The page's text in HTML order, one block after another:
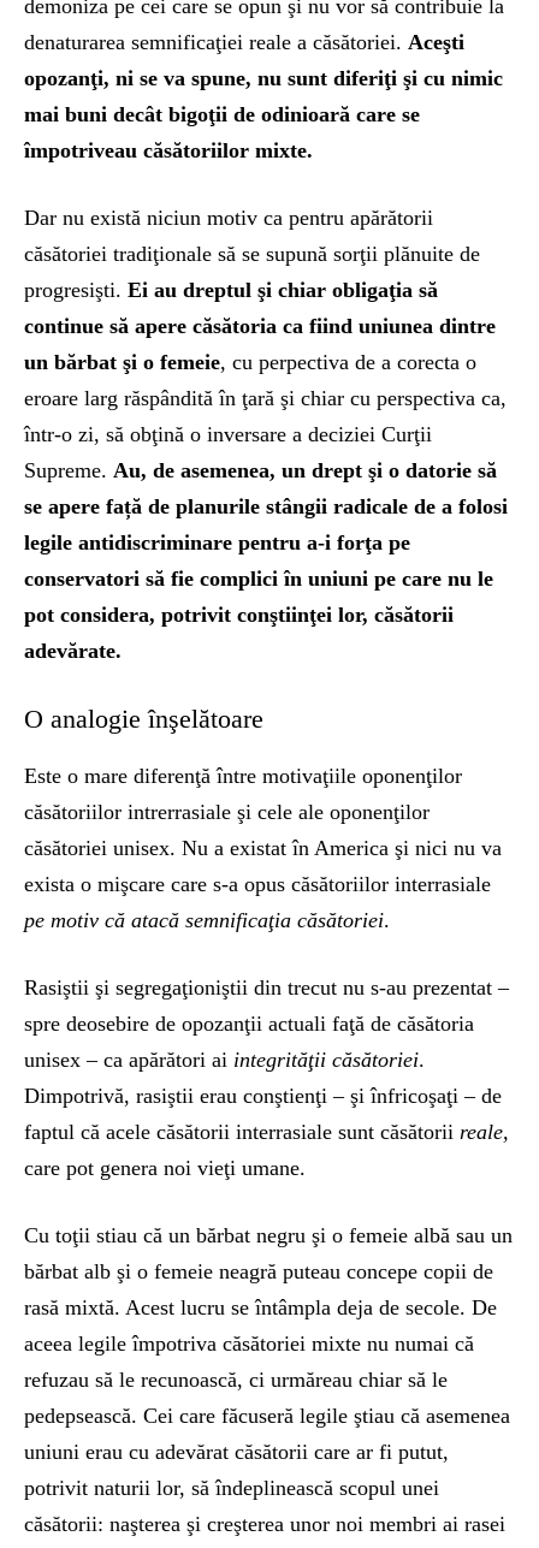
demoniza pe cei care se opun şi nu vor să contribuie la
denaturarea semnificaţiei reale a căsătoriei. Aceşti
opozanţi, ni se va spune, nu sunt diferiţi şi cu nimic
mai buni decât bigoţii de odinioară care se
împotriveau căsătoriilor mixte.
Dar nu există niciun motiv ca pentru apărătorii
căsătoriei tradiţionale să se supună sorţii plănuite de
progresişti. Ei au dreptul şi chiar obligaţia să
continue să apere căsătoria ca fiind uniunea dintre
un bărbat şi o femeie, cu perpectiva de a corecta o
eroare larg răspândită în ţară şi chiar cu perspectiva ca,
într-o zi, să obţină o inversare a deciziei Curţii
Supreme. Au, de asemenea, un drept şi o datorie să
se apere față de planurile stângii radicale de a folosi
legile antidiscriminare pentru a-i forţa pe
conservatori să fie complici în uniuni pe care nu le
pot considera, potrivit conştiinţei lor, căsătorii
adevărate.
O analogie înşelătoare
Este o mare diferenţă între motivaţiile oponenţilor
căsătoriilor intrerrasiale şi cele ale oponenţilor
căsătoriei unisex. Nu a existat în America şi nici nu va
exista o mişcare care s-a opus căsătoriilor interrasiale
pe motiv că atacă semnificaţia căsătoriei.
Rasiştii şi segregaţioniştii din trecut nu s-au prezentat –
spre deosebire de opozanţii actuali faţă de căsătoria
unisex – ca apărători ai integrităţii căsătoriei.
Dimpotrivă, rasiştii erau conştienţi – şi înfricoşaţi – de
faptul că acele căsătorii interrasiale sunt căsătorii reale,
care pot genera noi vieţi umane.
Cu toţii stiau că un bărbat negru şi o femeie albă sau un
bărbat alb şi o femeie neagră puteau concepe copii de
rasă mixtă. Acest lucru se întâmpla deja de secole. De
aceea legile împotriva căsătoriei mixte nu numai că
refuzau să le recunoască, ci urmăreau chiar să le
pedepsească. Cei care făcuseră legile ştiau că asemenea
uniuni erau cu adevărat căsătorii care ar fi putut,
potrivit naturii lor, să îndeplinească scopul unei
căsătorii: naşterea şi creşterea unor noi membri ai rasei